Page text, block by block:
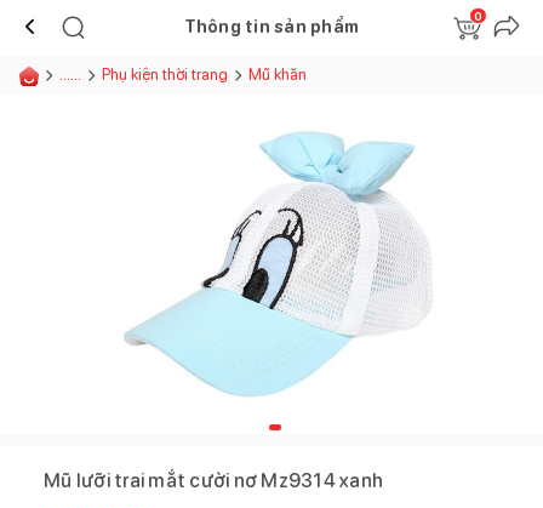
Thông tin sản phẩm
0
...... Phụ kiện thời trang Mũ khăn
Mũ lưỡi trai mắt cười nơ Mz9314 xanh